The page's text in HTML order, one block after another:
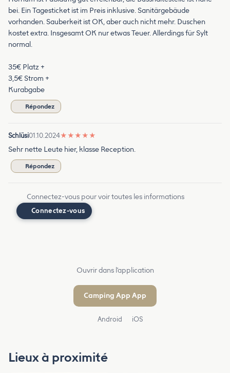
bei. Ein Tagesticket ist im Preis inklusive. Sanitärgebäude
vorhanden. Sauberkeit ist OK, aber auch nicht mehr. Duschen
kostet extra. Insgesamt OK nur etwas Teuer. Allerdings für Sylt
normal.
35€ Platz +
3,5€ Strom +
Kurabgabe
Répondez
Schlüsi01.10.2024★ ★ ★ ★ ★
Sehr nette Leute hier, klasse Reception.
Répondez
Connectez-vous pour voir toutes les informations
Connectez-vous
Ouvrir dans l'application
Camping App App
Android iOS
Lieux à proximité